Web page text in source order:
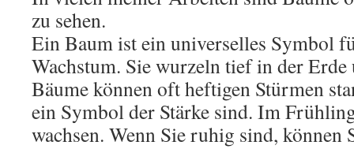
zu sehen.
Ein Baum ist ein universelles Symbol
Wachstum. Sie wurzeln tief in der
Bäume können oft heftigen Stürmen
ein Symbol der Stärke sind. Im
wachsen. Wenn Sie ruhig sind, können